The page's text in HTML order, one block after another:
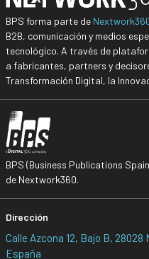
BPS forma parte de
B2B, comunicación y medios
tecnológico. A través de
a fabricantes, partners y
Transformación Digital, la
BPS (Business Publications
de Nextwork360.
Dirección
Calle Azcona 12, Bajo B, 28028
España